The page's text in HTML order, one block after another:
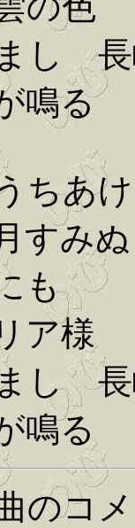
し 長
鳴る
ちあ
すみぬ
も
ア様
し 長
鳴る
のコ